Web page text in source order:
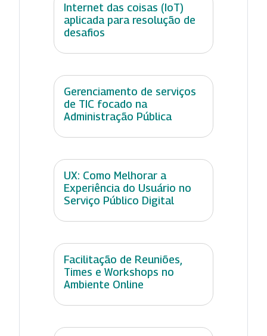
Internet das coisas (IoT)
aplicada para resolução de
desafios
Gerenciamento de serviços
de TIC focado na
Administração Pública
UX: Como Melhorar a
Experiência do Usuário no
Serviço Público Digital
Facilitação de Reuniões,
Times e Workshops no
Ambiente Online